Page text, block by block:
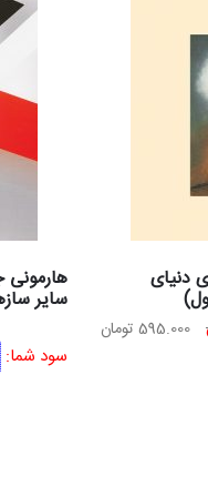
دنیای
قیمت
595.000 تومان
هارمونی
سایر
سود شما: